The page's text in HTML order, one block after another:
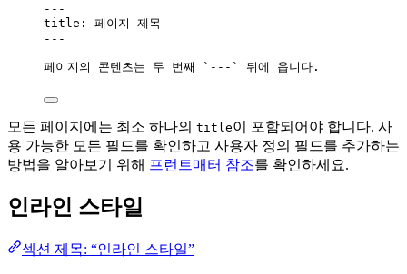
---
title : 페이지 제목
---
페이지의 콘텐츠는 두 번째 `---` 뒤에 옵니다.
모든 페이지에는 최소 하나의 title이 포함되어야 합니다. 사
용 가능한 모든 필드를 확인하고 사용자 정의 필드를 추가하는
방법을 알아보기 위해 프런트매터 참조를 확인하세요.
인라인 스타일
섹션 제목: “인라인 스타일”